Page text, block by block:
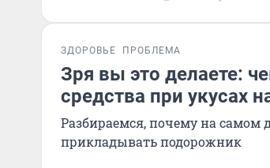
ЗДОРОВЬЕ ПРОБЛЕМА
Зря вы это делаете:
средства при укусах
Разбираемся, почему на самом
прикладывать подорожник